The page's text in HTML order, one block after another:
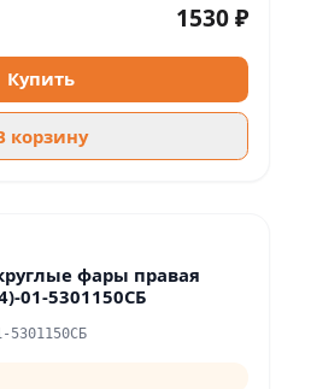
1530 ₽
Купить
корзину
фары правая
01-5301150СБ